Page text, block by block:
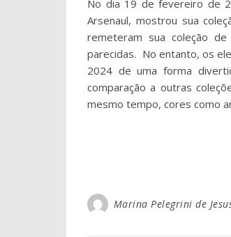
No dia 19 de fevereiro de
Arsenaul, mostrou sua
remeteram sua coleção
parecidas. No entanto, os
2024 de uma forma
comparação a outras
mesmo tempo, cores como
Marina Pelegrini de